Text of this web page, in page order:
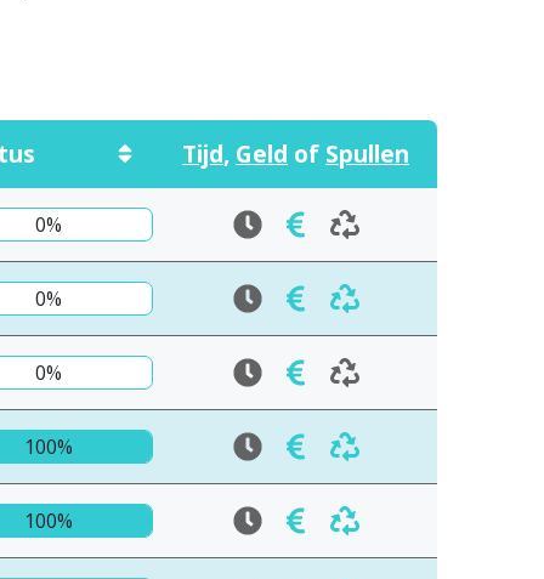
Tijd, Geld of Spullen
0%
0%
0%
100%
100%